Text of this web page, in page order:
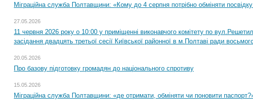
Міграційна служба Полтавщини: «Кому до 4 серпня потрібно обміняти
27.05.2026
11 червня 2026 року о 10:00 у приміщенні виконавчого комітету по
засідання двадцять третьої сесії Київської районної в м.Полтаві ради
20.05.2026
Про базову підготовку громадян до національного спротиву
15.05.2026
Міграційна служба Полтавщини: «де отримати, обміняти чи поновити